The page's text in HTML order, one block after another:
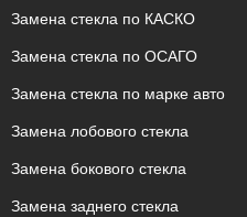
Замена стекла по КАСКО
Замена стекла по ОСАГО
Замена стекла по марке авто
Замена лобового стекла
Замена бокового стекла
Замена заднего стекла